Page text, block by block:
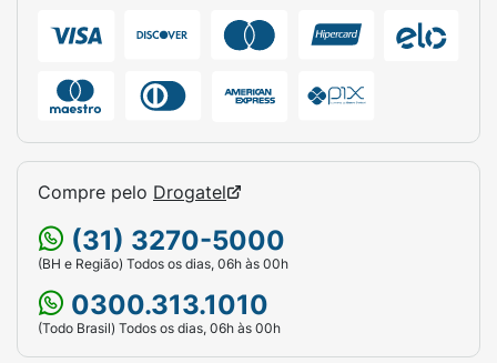
Compre pelo Drogatel
(31) 3270-5000
(BH e Região) Todos os dias, 06h às 00h
0300.313.1010
(Todo Brasil) Todos os dias, 06h às 00h